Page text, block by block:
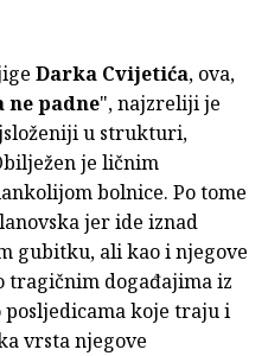
Darka Cvijetića, ova,
ne padne", najzreliji je
u strukturi,
je ličnim
bolnice. Po tome
jer ide iznad
gubitku, ali kao i njegove
događajima iz
koje traju i
vrsta njegove